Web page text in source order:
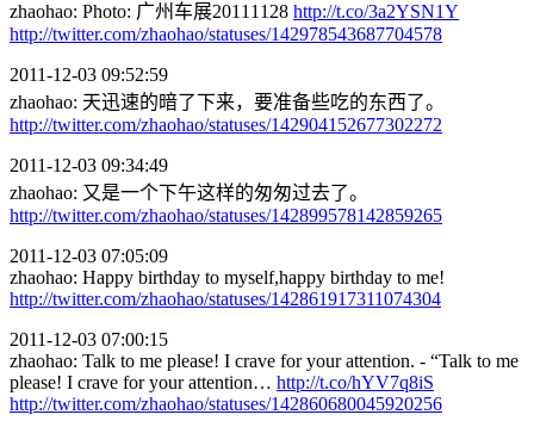
zhaohao: Photo: 广州车展20111128 http://t.co/3a2YSN1Y
http://twitter.com/zhaohao/statuses/142978543687704578
2011-12-03 09:52:59
zhaohao: 天迅速的暗了下来，要准备些吃的东西了。
http://twitter.com/zhaohao/statuses/142904152677302272
2011-12-03 09:34:49
zhaohao: 又是一个下午这样的匆匆过去了。
http://twitter.com/zhaohao/statuses/142899578142859265
2011-12-03 07:05:09
zhaohao: Happy birthday to myself,happy birthday to me!
http://twitter.com/zhaohao/statuses/142861917311074304
2011-12-03 07:00:15
zhaohao: Talk to me please! I crave for your attention. - “Talk to me
please! I crave for your attention… http://t.co/hYV7q8iS
http://twitter.com/zhaohao/statuses/142860680045920256